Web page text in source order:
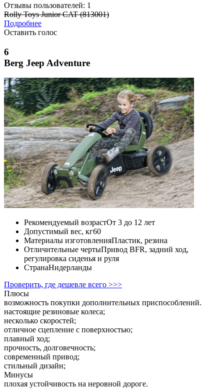
Отзывы пользователей: 1
Rolly Toys Junior CAT (813001)
Подробнее
Оставить голос
6
Berg Jeep Adventure
Рекомендуемый возрастОт 3 до 12 лет
Допустимый вес, кг60
Материалы изготовленияПластик, резина
Отличительные чертыПривод BFR, задний ход,
регулировка сиденья и руля
СтранаНидерланды
Проверить, где дешевле всего >>>
Плюсы
возможность покупки дополнительных приспособлений.
настоящие резиновые колеса;
несколько скоростей;
отличное сцепление с поверхностью;
плавный ход;
прочность, долговечность;
современный привод;
стильный дизайн;
Минусы
плохая устойчивость на неровной дороге.